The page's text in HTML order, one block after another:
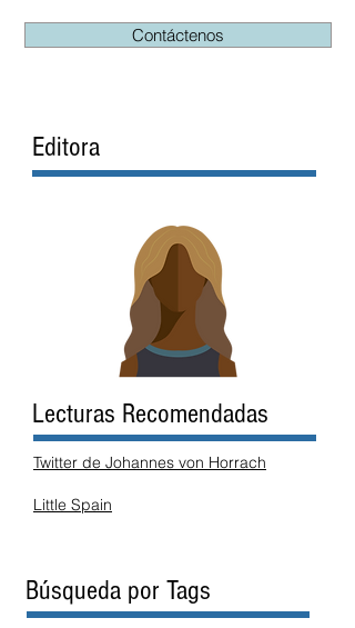
Editora
Twitter de Johannes von Horrach
Little Spain
Lecturas Recomendadas
Búsqueda por Tags
Contáctenos